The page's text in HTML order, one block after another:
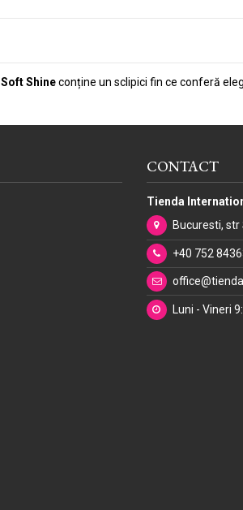
Soft Shineconține un sclipici fin ce conferă
CONTACT
Tienda
Bucuresti,
+40 752
Luni - Vineri